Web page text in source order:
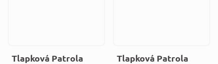
Tlapková Patrola
Tlapková Patrola